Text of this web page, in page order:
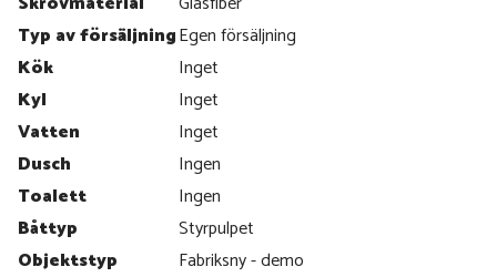
Typ av försäljningEgen försäljning
Kök
Inget
Kyl
Inget
Vatten
Inget
Dusch
Ingen
Toalett
Ingen
Båttyp
Styrpulpet
Objektstyp
Fabriksny - demo